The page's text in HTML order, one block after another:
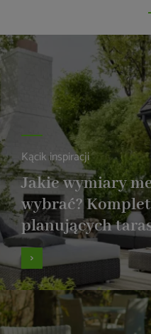
Kącik inspiracji
Jakie wymiary
wybrać?
planujących